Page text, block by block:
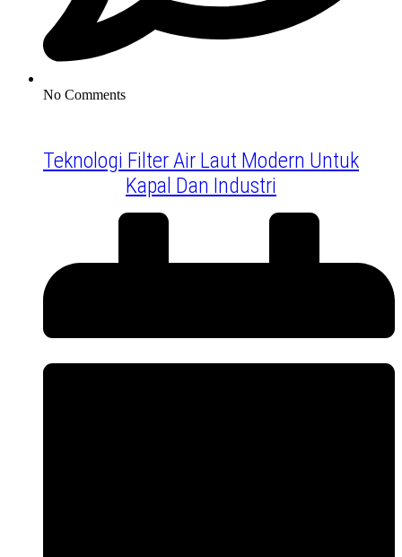
No Comments
Teknologi Filter Air Laut Modern Untuk
Kapal Dan Industri